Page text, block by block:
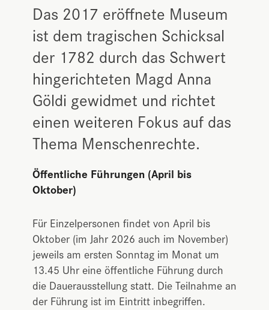
Das 2017 eröffnete Museum
ist dem tragischen Schicksal
der 1782 durch das Schwert
hingerichteten Magd Anna
Göldi gewidmet und richtet
einen weiteren Fokus auf das
Thema Menschenrechte.
Öffentliche Führungen (April bis
Oktober)
Für Einzelpersonen findet von April bis
Oktober (im Jahr 2026 auch im November)
jeweils am ersten Sonntag im Monat um
13.45 Uhr eine öffentliche Führung durch
die Dauerausstellung statt. Die Teilnahme an
der Führung ist im Eintritt inbegriffen.